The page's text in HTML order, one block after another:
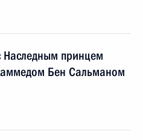
Наследным принцем
Бен Сальманом